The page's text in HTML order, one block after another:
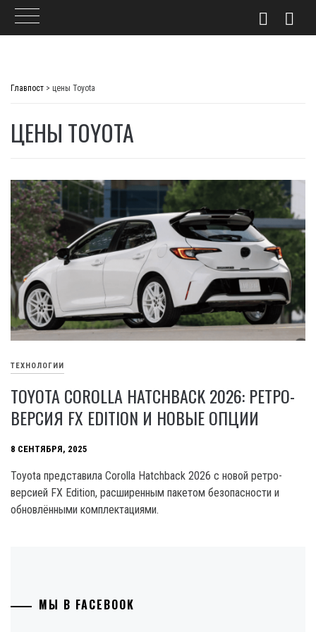
Главпост > цены Toyota
ЦЕНЫ TOYOTA
ТЕХНОЛОГИИ
TOYOTA COROLLA HATCHBACK 2026: РЕТРО-
ВЕРСИЯ FX EDITION И НОВЫЕ ОПЦИИ
8 СЕНТЯБРЯ, 2025
Toyota представила Corolla Hatchback 2026 с новой ретро-
версией FX Edition, расширенным пакетом безопасности и
обновлёнными комплектациями.
МЫ В FACEBOOK